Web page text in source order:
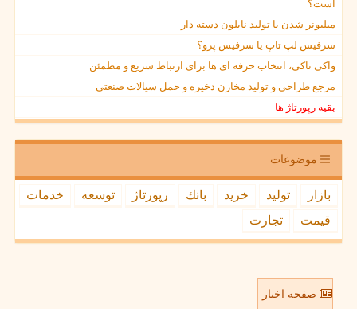
است؟
میلیونر شدن با تولید نایلون دسته دار
سرفیس لپ تاپ یا سرفیس پرو؟
واکی تاکی، انتخاب حرفه ای ها برای ارتباط سریع و مطمئن
مرجع طراحی و تولید مخازن ذخیره و حمل سیالات صنعتی
بقیه رپورتاژ ها
موضوعات
بازار تولید خرید بانك رپورتاژ توسعه
خدمات
قیمت
تجارت
صفحه اخبار